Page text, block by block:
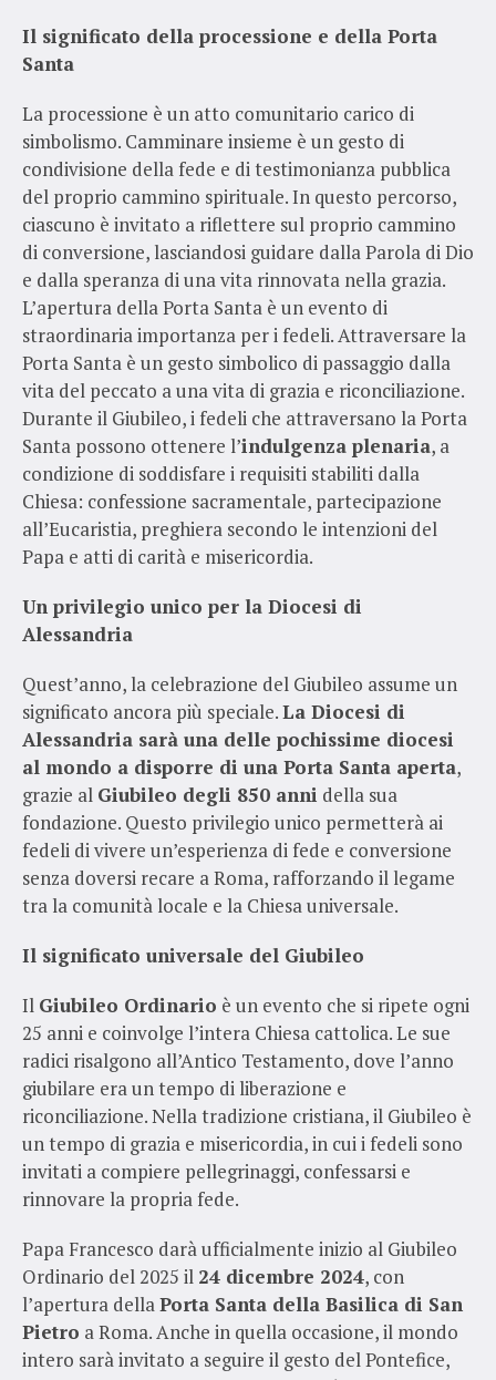
Il significato della processione e della Porta
Santa
La processione è un atto comunitario carico di
simbolismo. Camminare insieme è un gesto di
condivisione della fede e di testimonianza pubblica
del proprio cammino spirituale. In questo percorso,
ciascuno è invitato a riflettere sul proprio cammino
di conversione, lasciandosi guidare dalla Parola di Dio
e dalla speranza di una vita rinnovata nella grazia.
L’apertura della Porta Santa è un evento di
straordinaria importanza per i fedeli. Attraversare la
Porta Santa è un gesto simbolico di passaggio dalla
vita del peccato a una vita di grazia e riconciliazione.
Durante il Giubileo, i fedeli che attraversano la Porta
Santa possono ottenere l’indulgenza plenaria, a
condizione di soddisfare i requisiti stabiliti dalla
Chiesa: confessione sacramentale, partecipazione
all’Eucaristia, preghiera secondo le intenzioni del
Papa e atti di carità e misericordia.
Un privilegio unico per la Diocesi di
Alessandria
Quest’anno, la celebrazione del Giubileo assume un
significato ancora più speciale.La Diocesi di
Alessandria sarà una delle pochissime diocesi
al mondo a disporre di una Porta Santa aperta,
grazie al Giubileo degli 850 anni della sua
fondazione. Questo privilegio unico permetterà ai
fedeli di vivere un’esperienza di fede e conversione
senza doversi recare a Roma, rafforzando il legame
tra la comunità locale e la Chiesa universale.
Il significato universale del Giubileo
Il Giubileo Ordinario è un evento che si ripete ogni
25 anni e coinvolge l’intera Chiesa cattolica. Le sue
radici risalgono all’Antico Testamento, dove l’anno
giubilare era un tempo di liberazione e
riconciliazione. Nella tradizione cristiana, il Giubileo è
un tempo di grazia e misericordia, in cui i fedeli sono
invitati a compiere pellegrinaggi, confessarsi e
rinnovare la propria fede.
Papa Francesco darà ufficialmente inizio al Giubileo
Ordinario del 2025 il 24 dicembre 2024, con
l’apertura dellaPorta Santa della Basilica di San
Pietro a Roma. Anche in quella occasione, il mondo
intero sarà invitato a seguire il gesto del Pontefice,